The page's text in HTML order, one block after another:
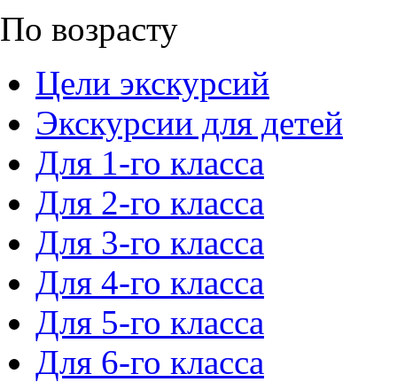
По возрасту
Цели экскурсий
Экскурсии для детей
Для 1-го класса
Для 2-го класса
Для 3-го класса
Для 4-го класса
Для 5-го класса
Для 6-го класса